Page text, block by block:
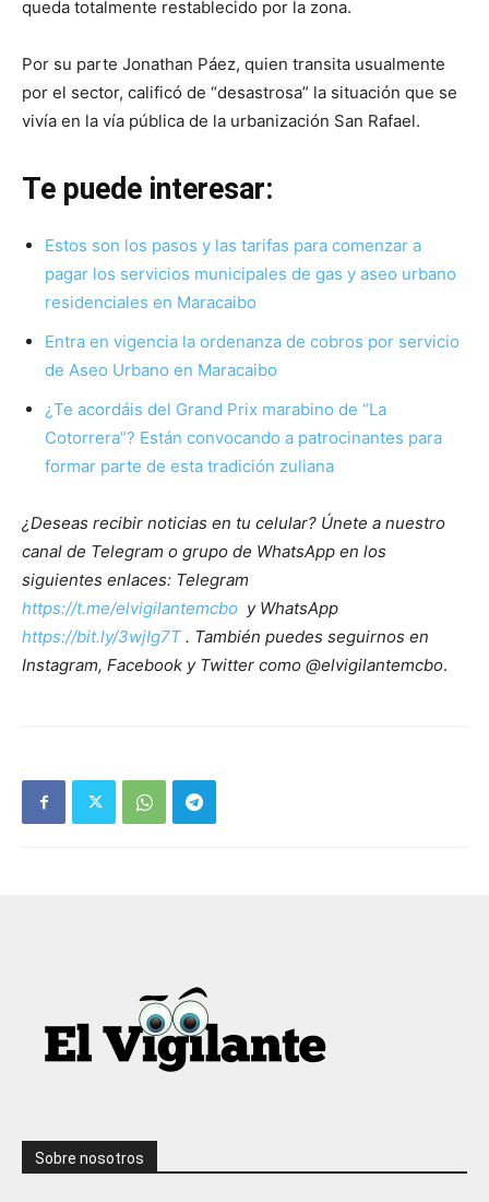
queda totalmente restablecido por la zona.
Por su parte Jonathan Páez, quien transita usualmente
por el sector, calificó de “desastrosa” la situación que se
vivía en la vía pública de la urbanización San Rafael.
Te puede interesar:
Estos son los pasos y las tarifas para comenzar a
pagar los servicios municipales de gas y aseo urbano
residenciales en Maracaibo
Entra en vigencia la ordenanza de cobros por servicio
de Aseo Urbano en Maracaibo
¿Te acordáis del Grand Prix marabino de “La
Cotorrera”? Están convocando a patrocinantes para
formar parte de esta tradición zuliana
¿Deseas recibir noticias en tu celular? Únete a nuestro
canal de Telegram o grupo de WhatsApp en los
siguientes enlaces: Telegram
https://t.me/elvigilantemcbo y WhatsApp
https://bit.ly/3wjIg7T . También puedes seguirnos en
Instagram, Facebook y Twitter como @elvigilantemcbo.
Sobre nosotros